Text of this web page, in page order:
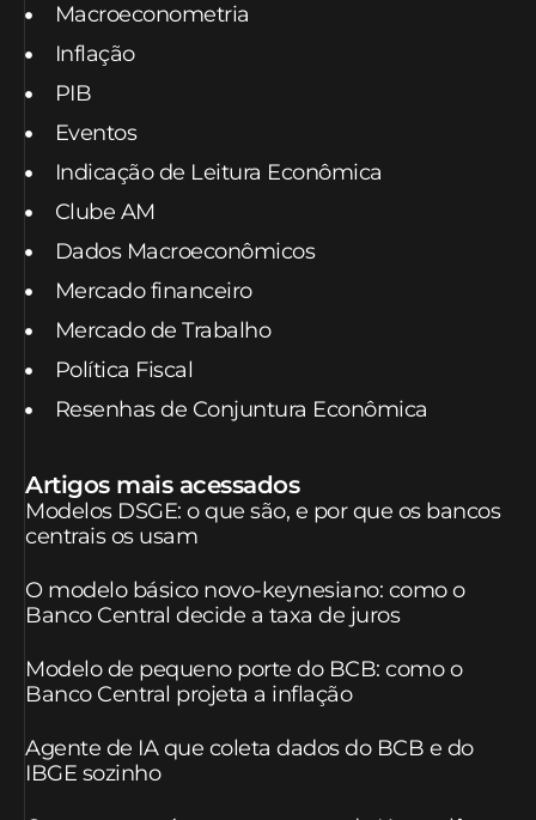
Macroeconometria
Inflação
PIB
Eventos
Indicação de Leitura Econômica
Clube AM
Dados Macroeconômicos
Mercado financeiro
Mercado de Trabalho
Política Fiscal
Resenhas de Conjuntura Econômica
Artigos mais acessados
Modelos DSGE: o que são, e por que os bancos
centrais os usam
O modelo básico novo-keynesiano: como o
Banco Central decide a taxa de juros
Modelo de pequeno porte do BCB: como o
Banco Central projeta a inflação
Agente de IA que coleta dados do BCB e do
IBGE sozinho